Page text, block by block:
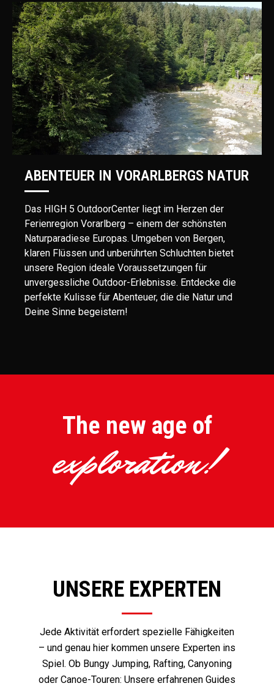
ABENTEUER IN VORARLBERGS NATUR
Das HIGH 5 OutdoorCenter liegt im Herzen der
Ferienregion Vorarlberg – einem der schönsten
Naturparadiese Europas. Umgeben von Bergen,
klaren Flüssen und unberührten Schluchten bietet
unsere Region ideale Voraussetzungen für
unvergessliche Outdoor-Erlebnisse. Entdecke die
perfekte Kulisse für Abenteuer, die die Natur und
Deine Sinne begeistern!
The new age of
exploration!
UNSERE EXPERTEN
Jede Aktivität erfordert spezielle Fähigkeiten
– und genau hier kommen unsere Experten ins
Spiel. Ob Bungy Jumping, Rafting, Canyoning
oder Canoe-Touren: Unsere erfahrenen Guides